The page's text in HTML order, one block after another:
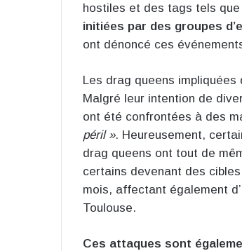
hostiles et des tags tels que
initiées par des groupes
ont dénoncé ces
Les drag queens
Malgré leur intention de
ont été confrontées à des
péril ». Heureusement,
drag queens ont tout de
certains devenant des
mois, affectant également
Toulouse.
Ces attaques sont